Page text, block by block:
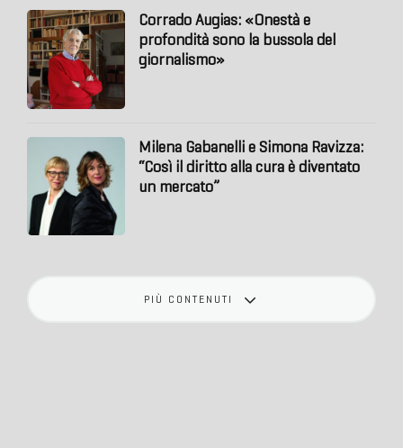
Corrado Augias: «Onestà e
profondità sono la bussola del
giornalismo»
Milena Gabanelli e Simona Ravizza:
“Così il diritto alla cura è diventato
un mercato”
PIÙ CONTENUTI